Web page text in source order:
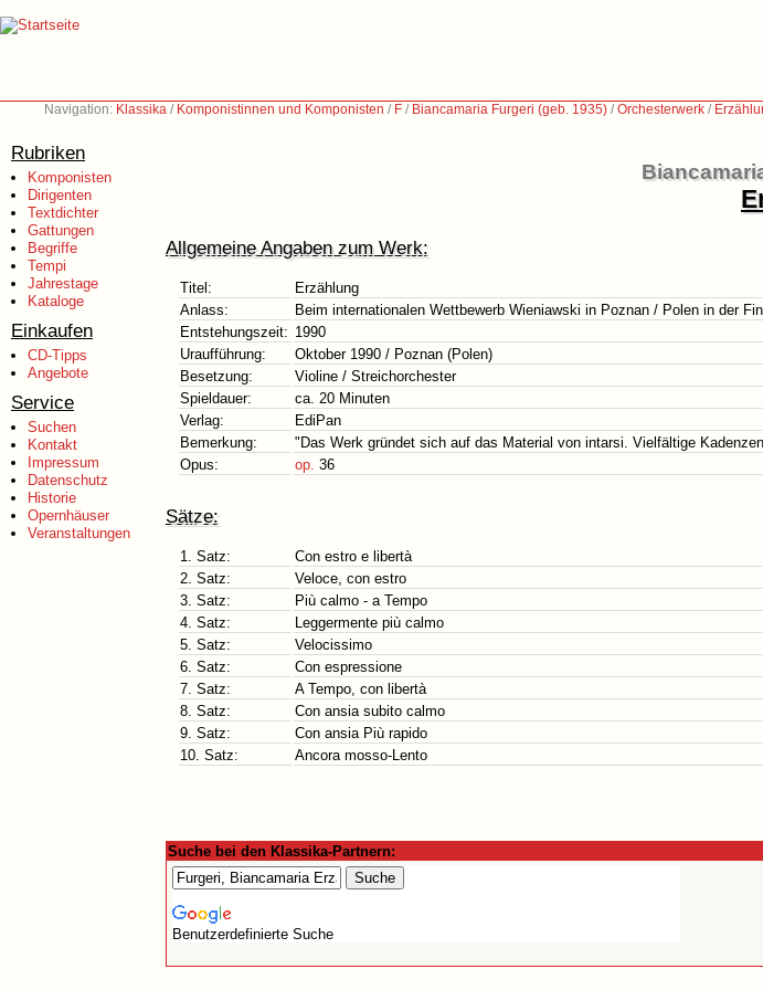
Navigation: Klassika / Komponistinnen und Komponisten / F / Biancamaria Furgeri (geb. 1935) /Orchesterwerk /
Rubriken
Komponisten
Dirigenten
Textdichter
Gattungen
Begriffe
Tempi
Jahrestage
Kataloge
Einkaufen
CD-Tipps
Angebote
Service
Suchen
Kontakt
Impressum
Datenschutz
Historie
Opernhäuser
Veranstaltungen
Allgemeine Angaben zum Werk:
Titel:
Erzählung
Anlass:
Beim internationalen Wettbewerb Wieniawski in Poznan / Polen in der
Entstehungszeit: 1990
Uraufführung:
Oktober 1990 / Poznan (Polen)
Besetzung:
Violine / Streichorchester
Spieldauer:
ca. 20 Minuten
Verlag:
EdiPan
Bemerkung:
"Das Werk gründet sich auf das Material von intarsi. Vielfältige
Opus:
op. 36
Sätze:
1. Satz:
Con estro e libertà
2. Satz:
Veloce, con estro
3. Satz:
Più calmo - a Tempo
4. Satz:
Leggermente più calmo
5. Satz:
Velocissimo
6. Satz:
Con espressione
7. Satz:
A Tempo, con libertà
8. Satz:
Con ansia subito calmo
9. Satz:
Con ansia Più rapido
10. Satz:
Ancora mosso-Lento
Suche bei den Klassika-Partnern:
Benutzerdefinierte Suche